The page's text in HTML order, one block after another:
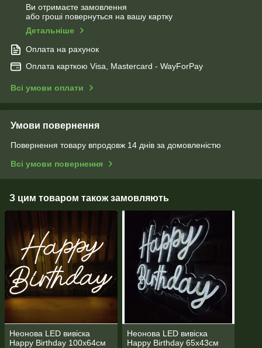
Ви отримаєте замовлення
або гроші повернуться на вашу картку
Детальніше
Оплата на рахунок
Оплата карткою Visa, Mastercard - WayForPay
Всі умови оплати
Умови повернення
Повернення товару впродовж 14 днів за домовленістю
Всі умови повернення
З цим товаром також замовляють
Неонова LED вивіска
Happy Birthday 100х64cм
Неонова LED вивіска
Happy Birthday 65х43cм